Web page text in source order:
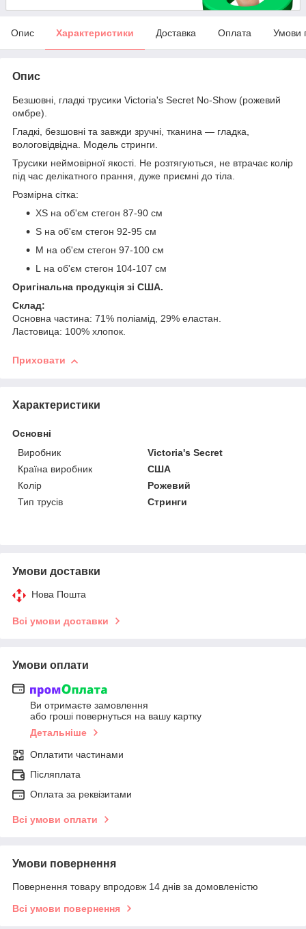
Опис Характеристики Доставка Оплата Умови
Опис
Безшовні, гладкі трусики Victoria's Secret No-Show (рожевий
омбре).
Гладкі, безшовні та завжди зручні, тканина — гладка,
вологовідвідна. Модель стринги.
Трусики неймовірної якості. Не розтягуються, не втрачає колір
під час делікатного прання, дуже приємні до тіла.
Розмірна сітка:
XS на об'єм стегон 87-90 см
S на об'єм стегон 92-95 см
M на об'єм стегон 97-100 см
L на об'єм стегон 104-107 см
Оригінальна продукція зі США.
Склад:
Основна частина: 71% поліамід, 29% еластан.
Ластовица: 100% хлопок.
Приховати
Характеристики
Основні
Виробник
Victoria's Secret
Країна виробник
США
Колір
Рожевий
Тип трусів
Стринги
Умови доставки
Нова Пошта
Всі умови доставки
Умови оплати
Ви отримаєте замовлення
або гроші повернуться на вашу картку
Детальніше
Оплатити частинами
Післяплата
Оплата за реквізитами
Всі умови оплати
Умови повернення
Повернення товару впродовж 14 днів за домовленістю
Всі умови повернення